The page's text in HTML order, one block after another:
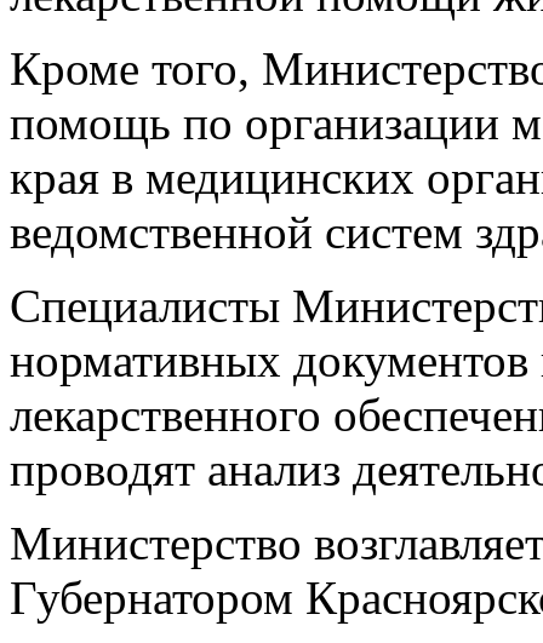
Кроме того,
помощь по организации
края в медицинских
ведомственной систем
Специалисты
нормативных документов
лекарственного
проводят анализ
Министерство
Губернатором